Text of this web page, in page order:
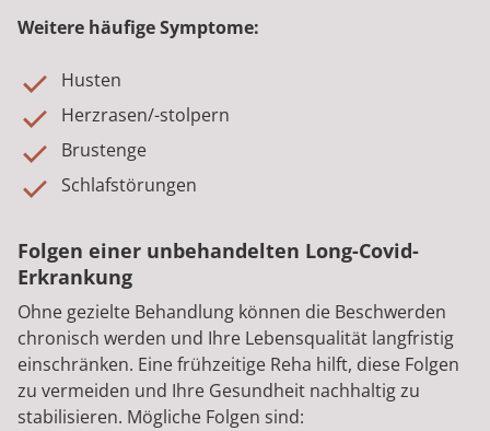
Weitere häufige Symptome:
Husten
Herzrasen/-stolpern
Brustenge
Schlafstörungen
Folgen einer unbehandelten Long-Covid-
Erkrankung
Ohne gezielte Behandlung können die Beschwerden
chronisch werden und Ihre Lebensqualität langfristig
einschränken. Eine frühzeitige Reha hilft, diese Folgen
zu vermeiden und Ihre Gesundheit nachhaltig zu
stabilisieren. Mögliche Folgen sind: